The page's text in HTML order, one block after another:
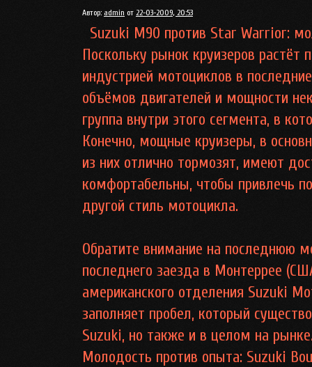
Автор: admin от 22-03-2009, 20:53
Suzuki M90 против Star Warrior:
Поскольку рынок круизеров растёт
индустрией мотоциклов в
объёмов двигателей и мощности
группа внутри этого сегмента, в
Конечно, мощные круизеры, в
из них отлично тормозят, имеют
комфортабельны, чтобы привлечь
другой стиль мотоцикла.
Обратите внимание на последнюю
последнего заезда в Монтеррее
американского отделения Suzuki
заполняет пробел, который
Suzuki, но также и в целом на
Молодость против опыта: Suzuki